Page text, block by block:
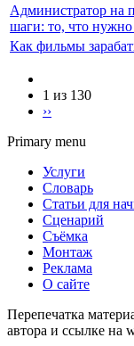
Администратор на
шаги: то, что нужно
Как фильмы
1 из 130
››
Primary menu
Услуги
Словарь
Статьи для
Сценарий
Съёмка
Монтаж
Реклама
О сайте
Перепечатка
автора и ссылке на